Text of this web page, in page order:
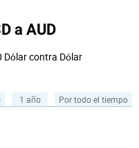
a AUD
Dólar contra Dólar
1 año Por todo el tiempo